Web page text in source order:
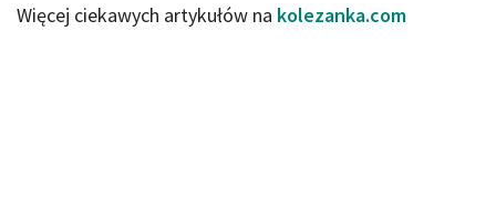
Więcej ciekawych artykułów na kolezanka.com